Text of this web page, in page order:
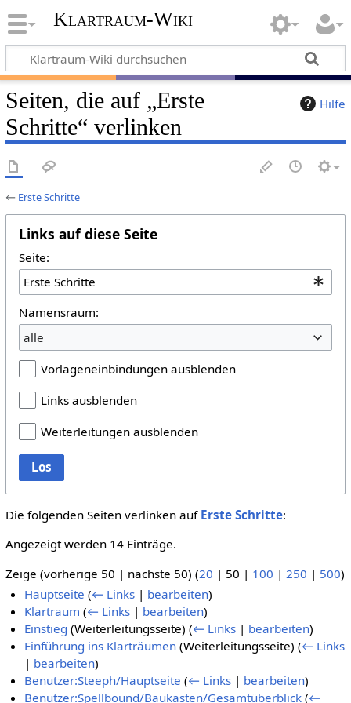
Klartraum-Wiki
Hilfe
Seiten, die auf „Erste
Schritte“ verlinken
← Erste Schritte
Links auf diese Seite
Seite:
Namensraum:
alle
Vorlageneinbindungen ausblenden
Links ausblenden
Weiterleitungen ausblenden
Los
Die folgenden Seiten verlinken auf Erste Schritte:
Angezeigt werden 14 Einträge.
Zeige (vorherige 50 | nächste 50) (20 | 50 | 100 | 250 | 500)
Hauptseite (← Links | bearbeiten)
Klartraum (← Links | bearbeiten)
Einstieg (Weiterleitungsseite)(← Links | bearbeiten)
Einführung ins Klarträumen (Weiterleitungsseite)(← Links
| bearbeiten)
Benutzer:Steeph/Hauptseite (← Links | bearbeiten)
Benutzer:Spellbound/Baukasten/Gesamtüberblick (←